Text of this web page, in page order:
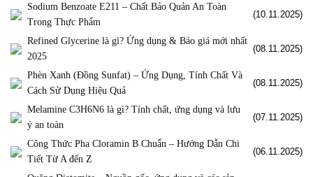
Sodium Benzoate E211 – Chất Bảo Quản An Toàn
Trong Thực Phẩm
(10.11.2025)
Refined Glycerine là gì? Ứng dụng & Báo giá mới nhất
2025
(08.11.2025)
Phèn Xanh (Đồng Sunfat) – Ứng Dụng, Tính Chất Và
Cách Sử Dụng Hiệu Quả
(08.11.2025)
Melamine C3H6N6 là gì? Tính chất, ứng dụng và lưu
ý an toàn
(07.11.2025)
Công Thức Pha Cloramin B Chuẩn – Hướng Dẫn Chi
Tiết Từ A đến Z
(06.11.2025)